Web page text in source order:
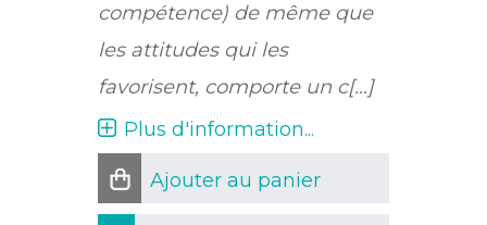
compétence) de même que
les attitudes qui les
favorisent, comporte un c[...]
Plus d'information...
Ajouter au panier